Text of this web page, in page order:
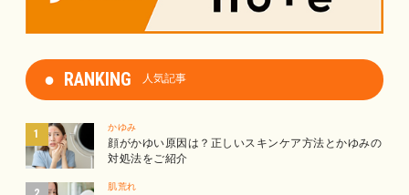
RANKING 人気記事
かゆみ
顔がかゆい原因は？正しいスキンケア方法とかゆみの
対処法をご紹介
肌荒れ